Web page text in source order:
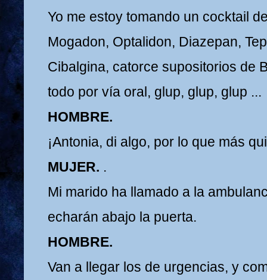
Yo me estoy tomando un cocktail
Mogadon, Optalidon, Diazepan,
Cibalgina, catorce supositorios de
todo por vía oral, glup, glup, glup ...
HOMBRE.
¡Antonia, di algo, por lo que más
MUJER. .
Mi marido ha llamado a la
echarán abajo la puerta.
HOMBRE.
Van a llegar los de urgencias, y